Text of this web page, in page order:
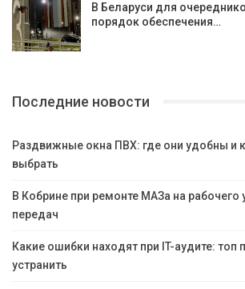
В Беларуси для
порядок обеспечения…
Последние новости
Раздвижные окна ПВХ: где они удобны и
выбрать
В Кобрине при ремонте МАЗа на рабочего
передач
Какие ошибки находят при IT-аудите: топ
устранить